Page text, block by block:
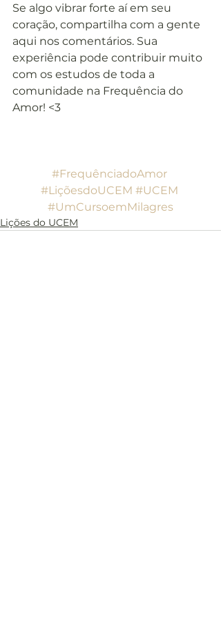
Se algo vibrar forte aí em seu
coração, compartilha com a gente
aqui nos comentários. Sua
experiência pode contribuir muito
com os estudos de toda a
comunidade na Frequência do
Amor! <3
#FrequênciadoAmor
#LiçõesdoUCEM #UCEM
#UmCursoemMilagres
Lições do UCEM